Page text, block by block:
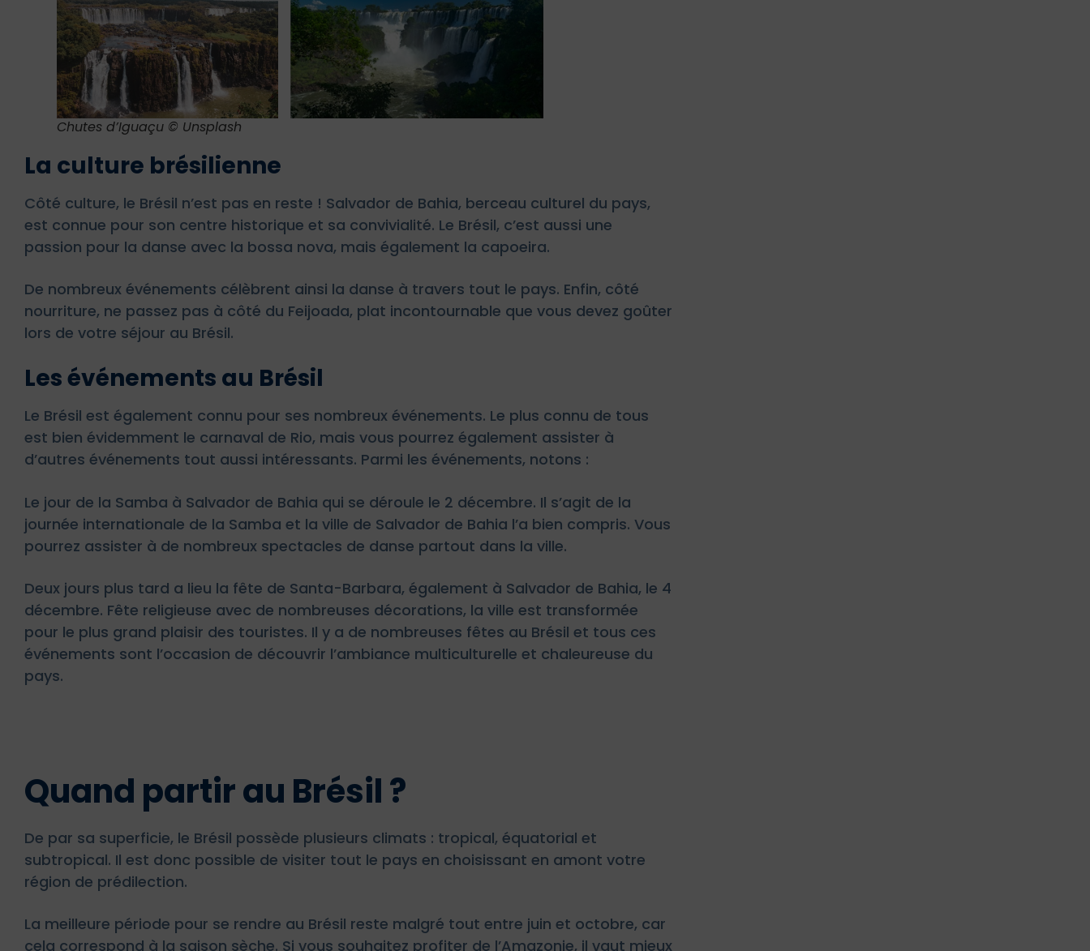
Chutes d’Iguaçu © Unsplash
La culture brésilienne
Côté culture, le Brésil n’est pas en reste ! Salvador de Bahia, berceau culturel du pays,
est connue pour son centre historique et sa convivialité. Le Brésil, c’est aussi une
passion pour la danse avec la bossa nova, mais également la capoeira.
De nombreux événements célèbrent ainsi la danse à travers tout le pays. Enfin, côté
nourriture, ne passez pas à côté du Feijoada, plat incontournable que vous devez goûter
lors de votre séjour au Brésil.
Les événements au Brésil
Le Brésil est également connu pour ses nombreux événements. Le plus connu de tous
est bien évidemment le carnaval de Rio, mais vous pourrez également assister à
d’autres événements tout aussi intéressants. Parmi les événements, notons :
Le jour de la Samba à Salvador de Bahia qui se déroule le 2 décembre. Il s’agit de la
journée internationale de la Samba et la ville de Salvador de Bahia l’a bien compris. Vous
pourrez assister à de nombreux spectacles de danse partout dans la ville.
Deux jours plus tard a lieu la fête de Santa-Barbara, également à Salvador de Bahia, le 4
décembre. Fête religieuse avec de nombreuses décorations, la ville est transformée
pour le plus grand plaisir des touristes. Il y a de nombreuses fêtes au Brésil et tous ces
événements sont l’occasion de découvrir l’ambiance multiculturelle et chaleureuse du
pays.
Quand partir au Brésil ?
De par sa superficie, le Brésil possède plusieurs climats : tropical, équatorial et
subtropical. Il est donc possible de visiter tout le pays en choisissant en amont votre
région de prédilection.
La meilleure période pour se rendre au Brésil reste malgré tout entre juin et octobre, car
cela correspond à la saison sèche. Si vous souhaitez profiter de l’Amazonie, il vaut mieux